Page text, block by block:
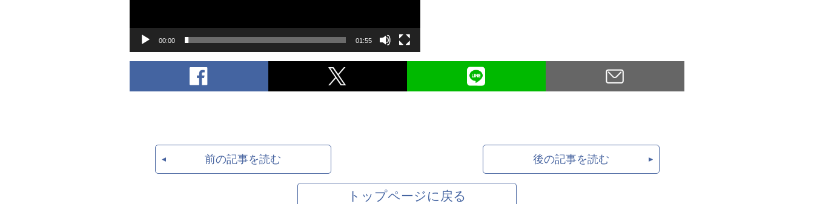
00:00 01:55
前の記事を読む 後の記事を読む
トップページに戻る